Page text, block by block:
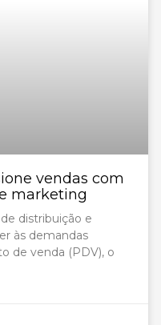
vendas com
marketing
distribuição e
às demandas
de venda (PDV), o